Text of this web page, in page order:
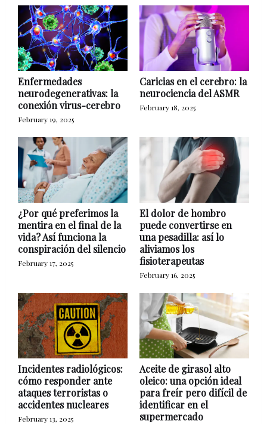
Enfermedades
neurodegenerativas: la
conexión virus-cerebro
February 19, 2025
Caricias en el cerebro: la
neurociencia del ASMR
February 18, 2025
¿Por qué preferimos la
mentira en el final de la
vida? Así funciona la
conspiración del silencio
February 17, 2025
El dolor de hombro
puede convertirse en
una pesadilla: así lo
aliviamos los
fisioterapeutas
February 16, 2025
Incidentes radiológicos:
cómo responder ante
ataques terroristas o
accidentes nucleares
February 13, 2025
Aceite de girasol alto
oleico: una opción ideal
para freír pero difícil de
identificar en el
supermercado